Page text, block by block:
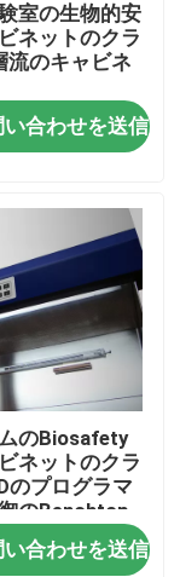
室の生物的安
ネットのクラ
流のキャビネ
い合わせを送信
のBiosafety
ネットのクラ
のプログラマ
のBenchtop
のキャビ
い合わせを送信